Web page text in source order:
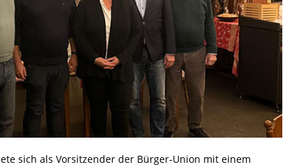
sich als Vorsitzender der Bürger-Union mit einem